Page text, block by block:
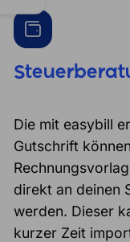
Die mit easybill
Gutschrift
direkt an deinen
werden. Dieser
kurzer Zeit